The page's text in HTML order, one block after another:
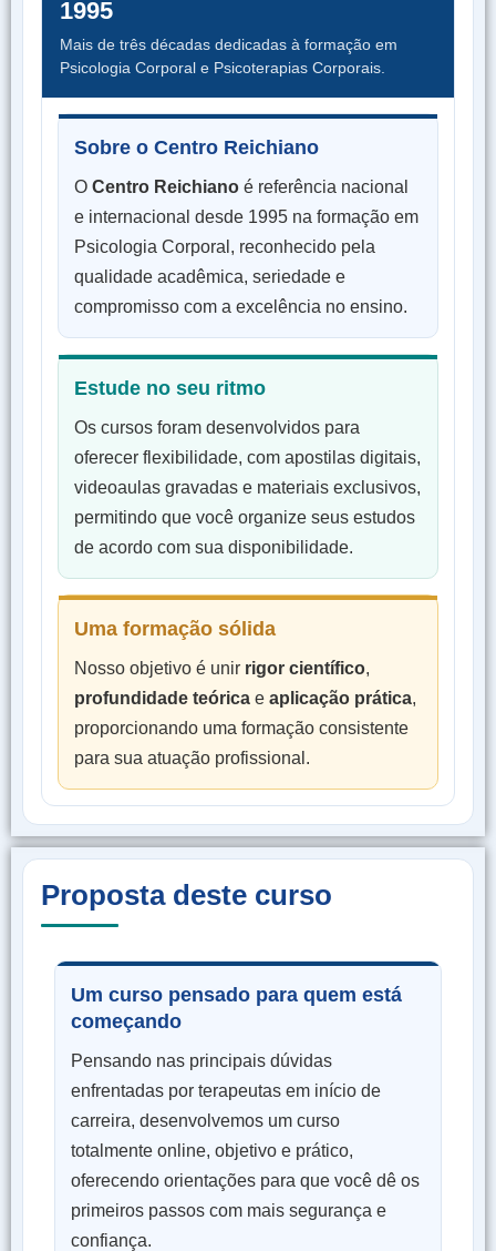
1995
Mais de três décadas dedicadas à formação em
Psicologia Corporal e Psicoterapias Corporais.
Sobre o Centro Reichiano
O Centro Reichiano é referência nacional
e internacional desde 1995 na formação em
Psicologia Corporal, reconhecido pela
qualidade acadêmica, seriedade e
compromisso com a excelência no ensino.
Estude no seu ritmo
Os cursos foram desenvolvidos para
oferecer flexibilidade, com apostilas digitais,
videoaulas gravadas e materiais exclusivos,
permitindo que você organize seus estudos
de acordo com sua disponibilidade.
Uma formação sólida
Nosso objetivo é unir rigor científico,
profundidade teórica e aplicação prática,
proporcionando uma formação consistente
para sua atuação profissional.
Proposta deste curso
Um curso pensado para quem está
começando
Pensando nas principais dúvidas
enfrentadas por terapeutas em início de
carreira, desenvolvemos um curso
totalmente online, objetivo e prático,
oferecendo orientações para que você dê os
primeiros passos com mais segurança e
confiança.